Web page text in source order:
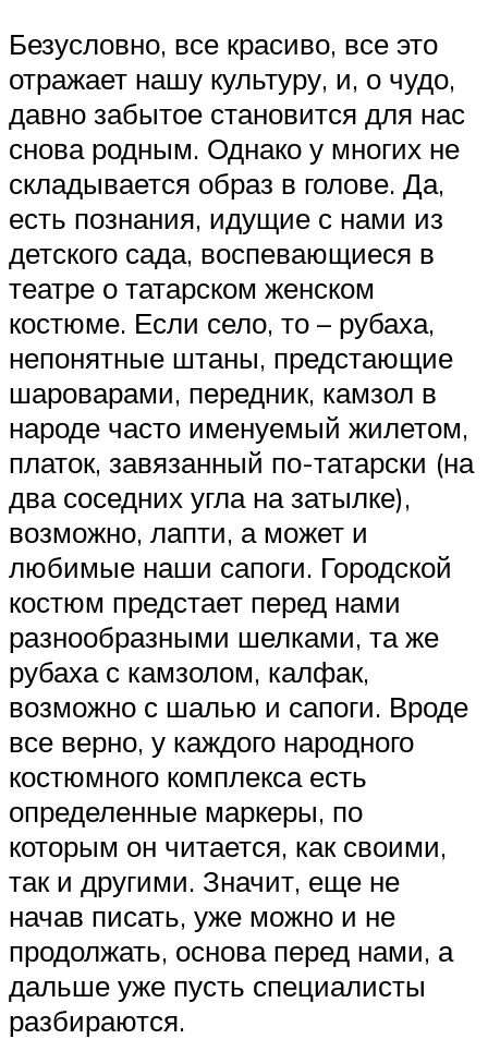
Безусловно, все красиво, все это
отражает нашу культуру, и, о чудо,
давно забытое становится для нас
снова родным. Однако у многих не
складывается образ в голове. Да,
есть познания, идущие с нами из
детского сада, воспевающиеся в
театре о татарском женском
костюме. Если село, то – рубаха,
непонятные штаны, предстающие
шароварами, передник, камзол в
народе часто именуемый жилетом,
платок, завязанный по-татарски (на
два соседних угла на затылке),
возможно, лапти, а может и
любимые наши сапоги. Городской
костюм предстает перед нами
разнообразными шелками, та же
рубаха с камзолом, калфак,
возможно с шалью и сапоги. Вроде
все верно, у каждого народного
костюмного комплекса есть
определенные маркеры, по
которым он читается, как своими,
так и другими. Значит, еще не
начав писать, уже можно и не
продолжать, основа перед нами, а
дальше уже пусть специалисты
разбираются.